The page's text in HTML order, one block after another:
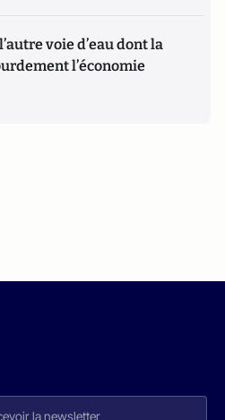
voie d’eau dont la
l’économie